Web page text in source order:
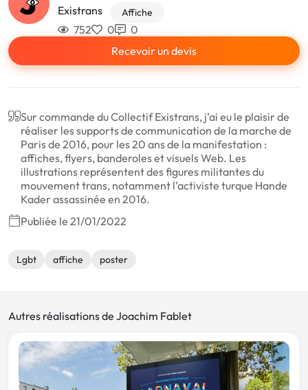
Existrans
Affiche
752 0
0
Recevoir un devis
Sur commande du Collectif Existrans, j’ai eu le plaisir de
réaliser les supports de communication de la marche de
Paris de 2016, pour les 20 ans de la manifestation :
affiches, flyers, banderoles et visuels Web. Les
illustrations représentent des figures militantes du
mouvement trans, notamment l’activiste turque Hande
Kader assassinée en 2016.
Publiée le 21/01/2022
Lgbt affiche poster
Autres réalisations de Joachim Fablet